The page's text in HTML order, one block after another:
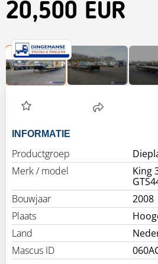
20,500 EUR
INFORMATIE
Productgroep
Merk / model
King
Bouwjaar
2008
Plaats
Land
Mascus ID